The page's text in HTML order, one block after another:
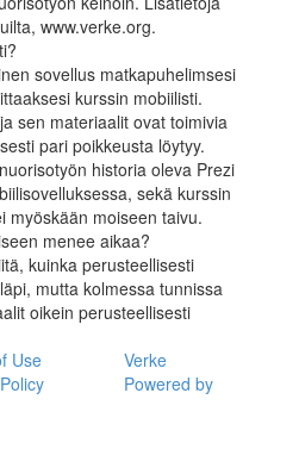
www.verke.org.
sovellus matkapuhelimsesi
kurssin mobiilisti.
sen materiaalit ovat toimivia
pari poikkeusta löytyy.
historia oleva Prezi
sekä kurssin
myöskään moiseen taivu.
menee aikaa?
kuinka perusteellisesti
mutta kolmessa tunnissa
oikein perusteellisesti
Use
Verke
Powered by